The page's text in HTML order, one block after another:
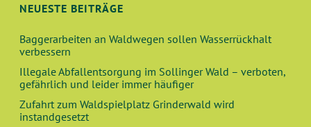
NEUESTE BEITRÄGE
Baggerarbeiten an Waldwegen sollen Wasserrückhalt
verbessern
Illegale Abfallentsorgung im Sollinger Wald – verboten,
gefährlich und leider immer häufiger
Zufahrt zum Waldspielplatz Grinderwald wird
instandgesetzt